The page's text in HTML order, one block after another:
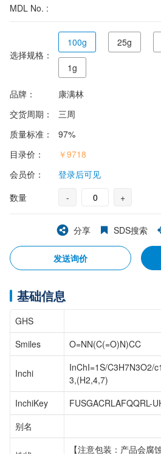
MDL No. :
选择规格：
100g 25g
1g
品牌：
康满林
交货周期：
三周
质量标准：
97%
目录价：
￥9718
会员价：
登录后可见
数量
- +
分享 SDS搜索
发送询价
基础信息
GHS
Smiles
O=NN(C(=O)N)CC
Inchi
InChI=1S/C3H7N3O2/
3,(H2,4,7)
InchiKey
FUSGACRLAFQQRL-
别名
【注意包装：产品会腐